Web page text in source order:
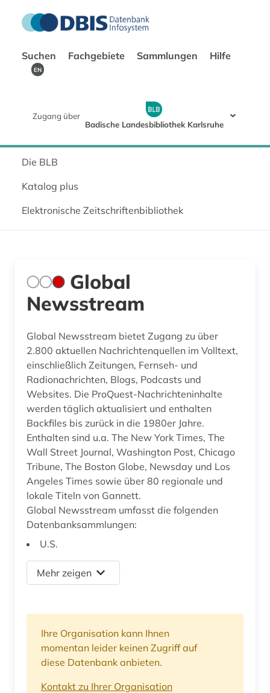
Suchen Fachgebiete Sammlungen Hilfe
EN
Zugang über
Badische Landesbibliothek Karlsruhe
Die BLB
Katalog plus
Elektronische Zeitschriftenbibliothek
Global
Newsstream
Global Newsstream bietet Zugang zu über
2.800 aktuellen Nachrichtenquellen im Volltext,
einschließlich Zeitungen, Fernseh- und
Radionachrichten, Blogs, Podcasts und
Websites. Die ProQuest-Nachrichteninhalte
werden täglich aktualisiert und enthalten
Backfiles bis zurück in die 1980er Jahre.
Enthalten sind u.a. The New York Times, The
Wall Street Journal, Washington Post, Chicago
Tribune, The Boston Globe, Newsday und Los
Angeles Times sowie über 80 regionale und
lokale Titeln von Gannett.
Global Newsstream umfasst die folgenden
Datenbanksammlungen:
U.S.
Mehr zeigen
Ihre Organisation kann Ihnen
momentan leider keinen Zugriff auf
diese Datenbank anbieten.
Kontakt zu Ihrer Organisation